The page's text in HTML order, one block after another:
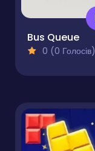
Bus Queue
0 (0 Голосів)